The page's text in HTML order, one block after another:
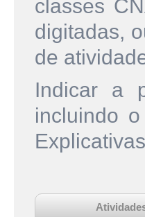
classes
digitadas,
de
Indicar a
incluindo